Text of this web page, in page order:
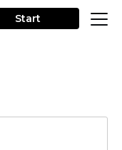
Start